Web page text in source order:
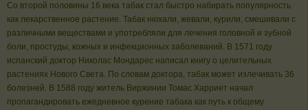
Со второй половины 16 века табак стал быстро набирать популярность
как лекарственное растение. Табак нюхали, жевали, курили, смешивали с
различными веществами и употребляли для лечения головной и зубной
боли, простуды, кожных и инфекционных заболеваний. В 1571 году
испанский доктор Николас Мондарес написал книгу о целительных
растениях Нового Света. По словам доктора, табак может излечивать 36
болезней. В 1588 году житель Виржинии Томас Харриет начал
пропагандировать ежедневное курение табака как путь к общему